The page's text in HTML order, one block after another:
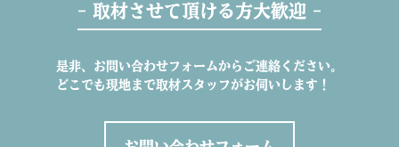
- 取材させて頂ける方大歓迎 -
是非、お問い合わせフォームからご連絡ください。
どこでも現地まで取材スタッフがお伺いします！